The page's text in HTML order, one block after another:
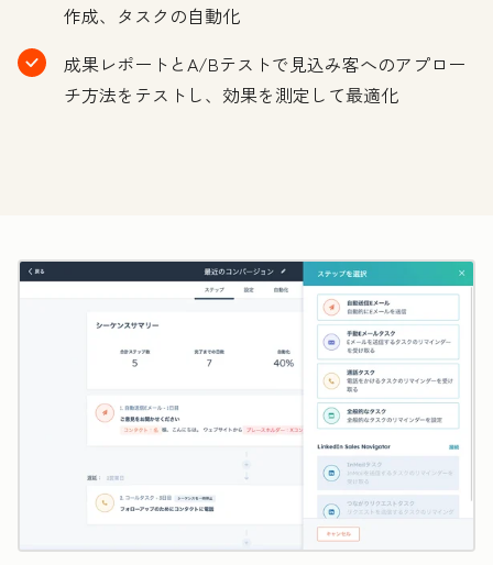
作成、タスクの自動化
成果レポートとA/Bテストで見込み客へのアプロー
チ方法をテストし、効果を測定して最適化